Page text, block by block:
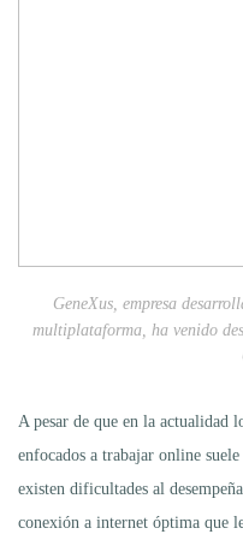
GeneXus, empresa
multiplataforma, ha venido
A pesar de que en la actualidad
enfocados a trabajar online suele
existen dificultades al
conexión a internet óptima que